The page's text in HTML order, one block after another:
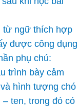
từ ngữ thích hợp
được công dụng
phụ chú:
trình bày cảm
hình tượng chó
ten, trong đó có